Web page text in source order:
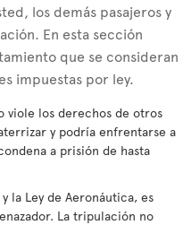
los demás pasajeros y
En esta sección
que se consideran
impuestas por ley.
viole los derechos de otros
y podría enfrentarse a
a prisión de hasta
la Ley de Aeronáutica, es
La tripulación no